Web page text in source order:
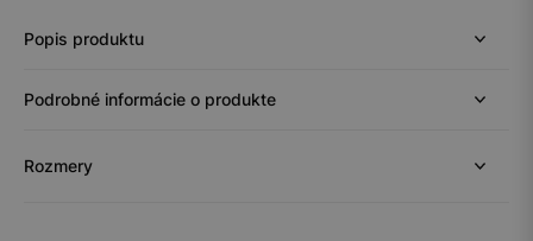
Popis produktu
Podrobné informácie o produkte
Rozmery